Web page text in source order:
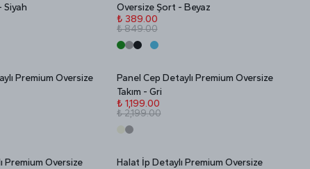
Siyah
İNDİRİM
Oversize Şort - Beyaz
₺ 389.00
₺ 849.00
Premium Oversize
Stokta Yok
İNDİRİM
Panel Cep Detaylı Premium Oversize
Takım - Gri
₺ 1,199.00
₺ 2,199.00
Premium Oversize
Stokta Yok
Halat İp Detaylı Premium Oversize